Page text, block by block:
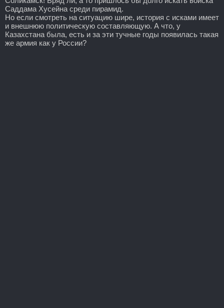
Саддама Хусейна среди пирамид.
Но если смотреть на ситуацию шире, история с исками имеет
и внешнюю политическую составляющую. А что, у
Казахстана была, есть и за эти тучные годы появилась такая
же армия как у России?